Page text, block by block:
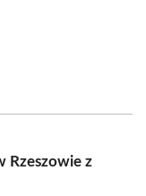
Rzeszowie z